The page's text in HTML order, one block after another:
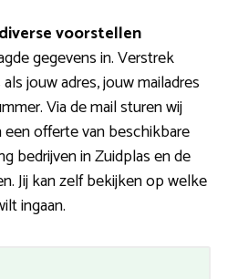
voorstellen
gegevens in. Verstrek
jouw adres, jouw mailadres
Via de mail sturen wij
offerte van beschikbare
bedrijven in Zuidplas en de
Jij kan zelf bekijken op welke
ingaan.